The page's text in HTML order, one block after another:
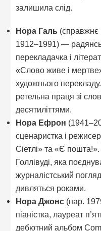
залишила слід.
Нора Галь (справжнє
1912–1991) —
перекладачка і
«Слово живе і
художнього
ретельна праця зі
десятиліттями.
Нора Ефрон
сценаристка і
Сіетлі» та «Є
Голлівуді, яка
журналістський
дивляться роками.
Нора Джонс (нар.
піаністка, лауреат
дебютний альбом